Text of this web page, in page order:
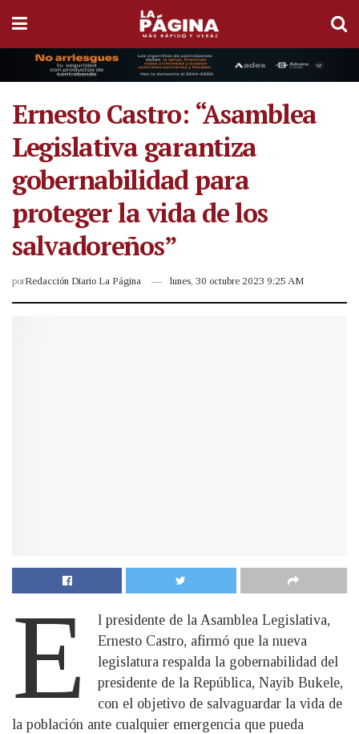
Ernesto Castro: “Asamblea
Legislativa garantiza
gobernabilidad para
proteger la vida de los
salvadoreños”
porRedacción Diario La Página lunes, 30 octubre 2023 9:25 AM
E
l presidente de la Asamblea Legislativa,
Ernesto Castro, afirmó que la nueva
legislatura respalda la gobernabilidad del
presidente de la República, Nayib Bukele,
con el objetivo de salvaguardar la vida de
la población ante cualquier emergencia que pueda